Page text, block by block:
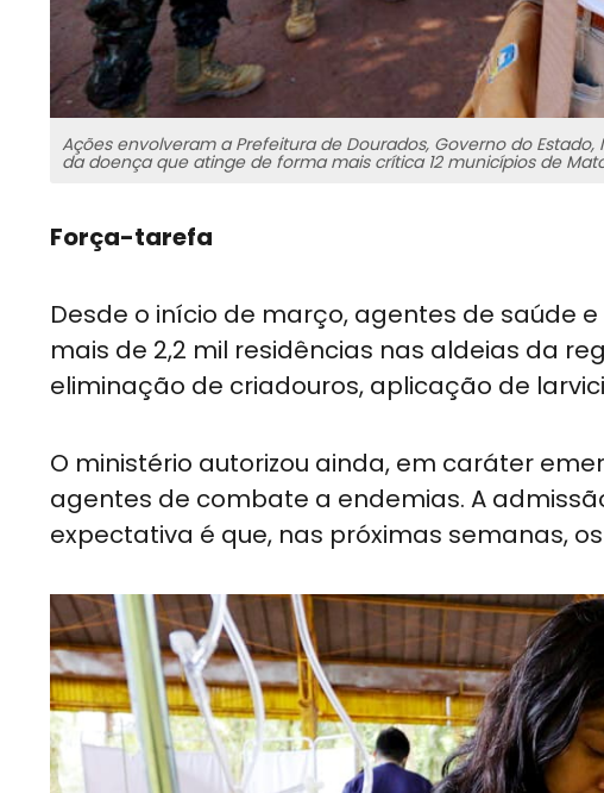
Ações envolveram a Prefeitura de Dourados, Governo do
da doença que atinge de forma mais crítica 12 municípios de
Força-tarefa
Desde o início de março, agentes de saúde
mais de 2,2 mil residências nas aldeias da
eliminação de criadouros, aplicação de
O ministério autorizou ainda, em caráter
agentes de combate a endemias. A
expectativa é que, nas próximas semanas,